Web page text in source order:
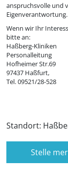
anspruchsvolle und
Eigenverantwortung.
Wenn wir Ihr
bitte an:
Haßberg-Kliniken
Personalleitung
Hofheimer Str.69
97437 Haßfurt,
Tel. 09521/28-528
Standort:
Stelle